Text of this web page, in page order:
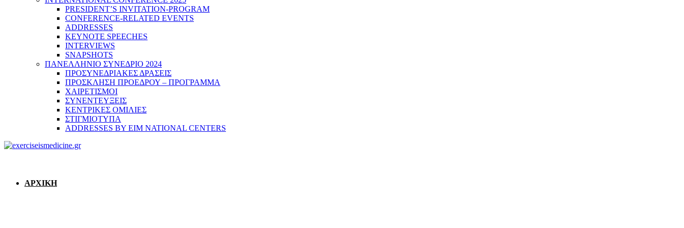
PRESIDENT’S INVITATION-PROGRAM
CONFERENCE-RELATED EVENTS
ADDRESSES
KEYNOTE SPEECHES
INTERVIEWS
SNAPSHOTS
ΠΑΝΕΛΛΗΝΙΟ ΣΥΝΕΔΡΙΟ 2024
ΠΡΟΣΥΝΕΔΡΙΑΚΕΣ ΔΡΑΣΕΙΣ
ΠΡΟΣΚΛΗΣΗ ΠΡΟΕΔΡΟΥ – ΠΡΟΓΡΑΜΜΑ
ΧΑΙΡΕΤΙΣΜΟΙ
ΣΥΝΕΝΤΕΥΞΕΙΣ
ΚΕΝΤΡΙΚΕΣ ΟΜΙΛΙΕΣ
ΣΤΙΓΜΙΟΤΥΠΑ
ADDRESSES BY EIM NATIONAL CENTERS
ΑΡΧΙΚΗ